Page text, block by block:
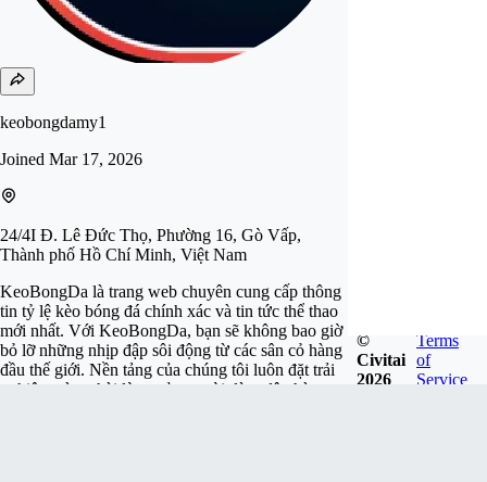
keobongdamy1
Joined Mar 17, 2026
24/4I Đ. Lê Đức Thọ, Phường 16, Gò Vấp,
Thành phố Hồ Chí Minh, Việt Nam
KeoBongDa là trang web chuyên cung cấp thông
tin tỷ lệ kèo bóng đá chính xác và tin tức thể thao
mới nhất. Với KeoBongDa, bạn sẽ không bao giờ
bỏ lỡ những nhịp đập sôi động từ các sân cỏ hàng
đầu thế giới. Nền tảng của chúng tôi luôn đặt trải
nghiệm và sự hài lòng của người dùng lên hàng
©
Civitai
2026
Terms
of
Service